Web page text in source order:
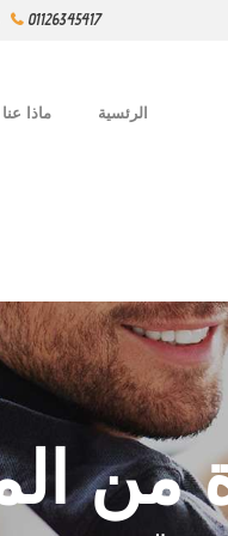
01126345417
الرئسية ماذا عنا